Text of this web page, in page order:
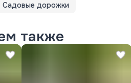
Садовые дорожки
также